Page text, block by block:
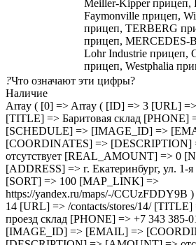
Meiller-Kipper прицеп,
Faymonville прицеп,
прицеп, TERBERG
прицеп, MERCEDES-
Lohr Industrie прицеп,
прицеп, Westphalia
?Что означают эти цифры?
Наличие
Array ( [0] => Array ( [ID] => 3 [URL] =>
[TITLE] => Баритовая склад [PHONE]
[SCHEDULE] => [IMAGE_ID] =>
[COORDINATES] =>
отсутствует [REAL_AMOUNT] => 0
[ADDRESS] => г. Екатеринбург, ул. 1-
[SORT] => 100 [MAP_LINK] =>
https://yandex.ru/maps/-/CCUzFDDY9B
14 [URL] => /contacts/stores/14/
проезд cклад [PHONE] => +7 343
[IMAGE_ID] => [EMAIL] =>